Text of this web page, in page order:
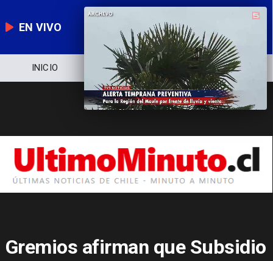
EN VIVO
INICIO NOTICIERO POLÍTICA
Gremios afirman que Subsidio